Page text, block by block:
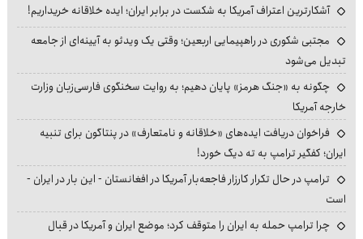
آشکارترین اعتراف آمریکا به شکست در برابر ایران؛ ایده خلاقانه خریداریم!
مجتبی شکوری در راهپیمایی اربعین؛ وقتی یک ویدئو به آیینه‌ای از جامعه
تبدیل می‌شود
چگونه به «جنگ هرمز» پایان دهیم؛ به روایت سخنگوی فارسی‌زبان وزارت
خارجه آمریکا
فراخوان دریافت ایده‌های «خلاقانه و نامتعارف» در پنتاگون برای تنبیه
ایران؛ کفگیر ترامپ به ته دیگ خورد!
ترامپ در حال تکرار کارزار فاجعه‌بار آمریکا در افغانستان - این بار در ایران -
است
چرا ترامپ حمله به ایران را متوقف کرد؛ موضع ایران و آمریکا در قبال